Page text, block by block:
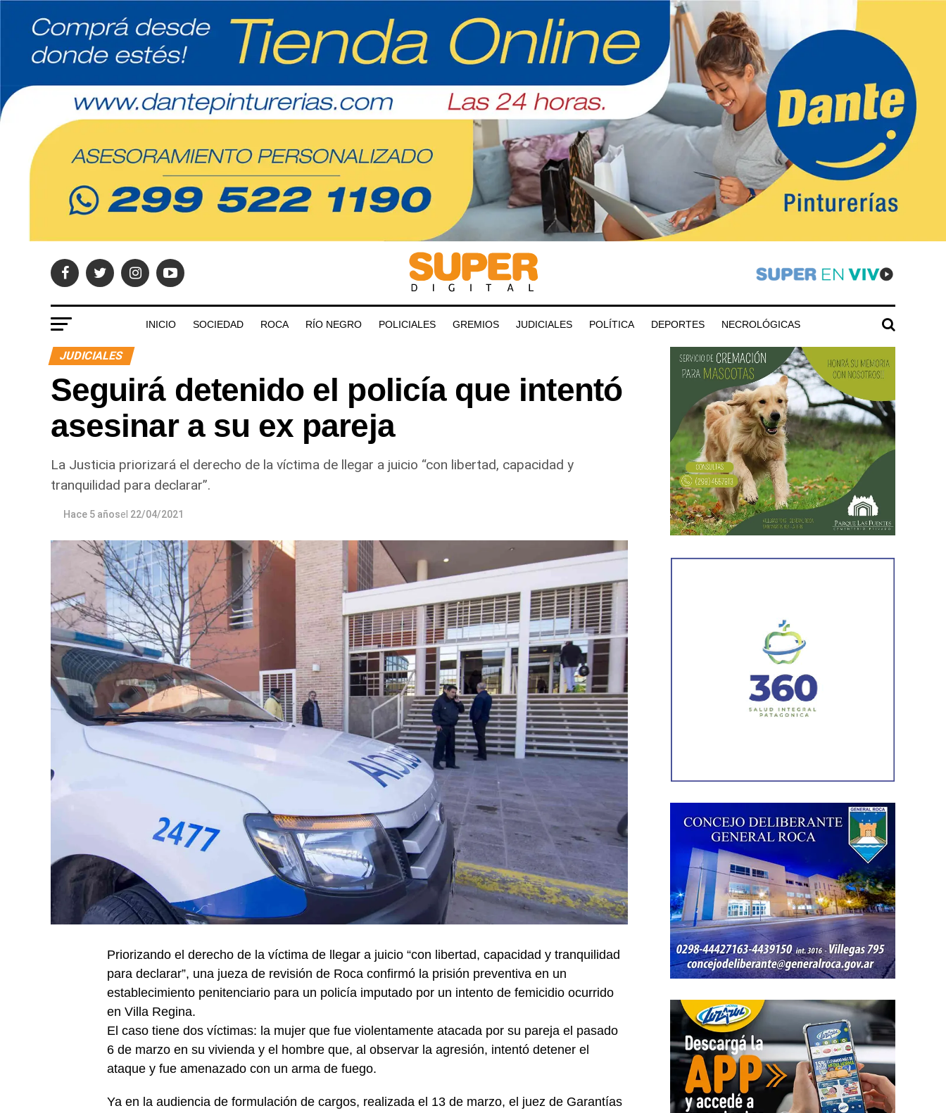
INICIO SOCIEDAD ROCA RÍO NEGRO POLICIALES GREMIOS JUDICIALES POLÍTICA DEPORTES NECROLÓGICAS
JUDICIALES
Seguirá detenido el policía que intentó
asesinar a su ex pareja
La Justicia priorizará el derecho de la víctima de llegar a juicio “con libertad, capacidad y
tranquilidad para declarar”.
Hace 5 añosel 22/04/2021
Priorizando el derecho de la víctima de llegar a juicio “con libertad, capacidad y tranquilidad
para declarar”, una jueza de revisión de Roca confirmó la prisión preventiva en un
establecimiento penitenciario para un policía imputado por un intento de femicidio ocurrido
en Villa Regina.
El caso tiene dos víctimas: la mujer que fue violentamente atacada por su pareja el pasado
6 de marzo en su vivienda y el hombre que, al observar la agresión, intentó detener el
ataque y fue amenazado con un arma de fuego.
Ya en la audiencia de formulación de cargos, realizada el 13 de marzo, el juez de Garantías